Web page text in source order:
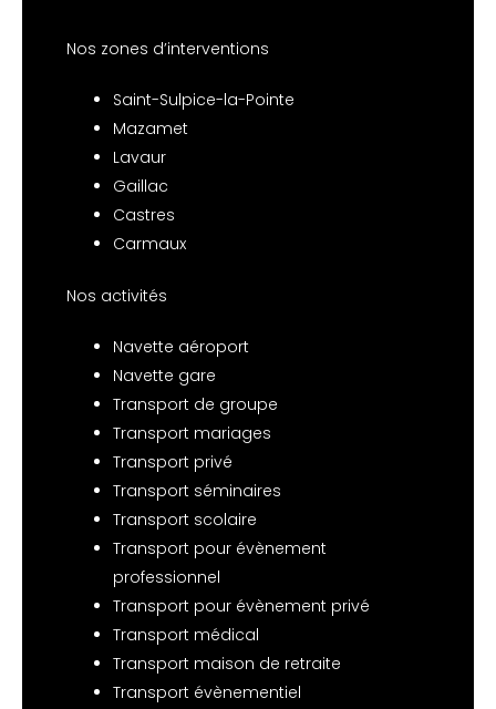
Nos zones d’interventions
Saint-Sulpice-la-Pointe
Mazamet
Lavaur
Gaillac
Castres
Carmaux
Nos activités
Navette aéroport
Navette gare
Transport de groupe
Transport mariages
Transport privé
Transport séminaires
Transport scolaire
Transport pour évènement
professionnel
Transport pour évènement privé
Transport médical
Transport maison de retraite
Transport évènementiel